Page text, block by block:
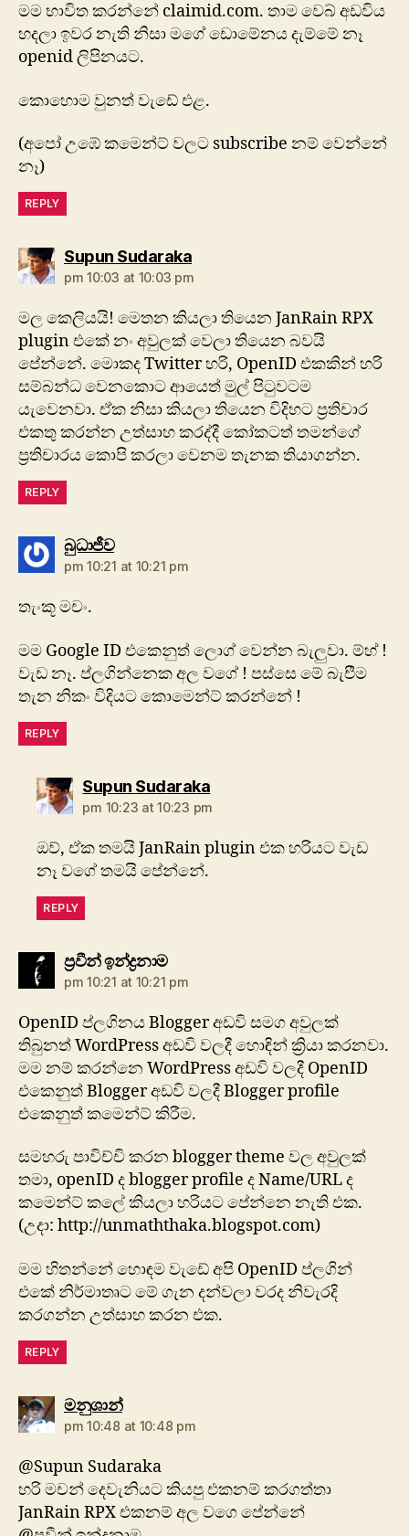
මම භාවිත කරන්නේ claimid.com. තාම වෙබ් අඩවිය
හදලා ඉවර නැති නිසා මගේ ඩොමේනය දැම්මේ නෑ
openid ලිපිනයට.
කොහොම වුනත් වැඩේ එළ.
(අපෝ උඹේ කමෙන්ට් වලට subscribe නම් වෙන්නේ
නෑ)
REPLY
Supun Sudarakasays:
pm 10:03 at 10:03 pm
මල කෙලියයි! මෙතන කියලා තියෙන JanRain RPX
plugin එකේ නං අවුලක් වෙලා තියෙන බවයි
පේන්නේ. මොකද Twitter හරි, OpenID එකකින් හරි
සම්බන්ධ වෙනකොට ආයෙත් මුල් පිටුවටම
යැවෙනවා. ඒක නිසා කියලා තියෙන විදිහට ප්‍රතිචාර
එකතු කරන්න උත්සාහ කරද්දී කෝකටත් තමන්ගේ
ප්‍රතිචාරය කොපි කරලා වෙනම තැනක තියාගන්න.
REPLY
බුධාජීවsays:
pm 10:21 at 10:21 pm
තැංකූ මචං.
මම Google ID එකෙනුත් ලොග් වෙන්න බැලුවා. ම්හ් !
වැඩ නෑ. ප්‍ලගින්නෙක අල වගේ ! පස්සෙ මේ බැඑිම
තැන නිකං විදියට කොමෙන්ට් කරන්නේ !
REPLY
Supun Sudarakasays:
pm 10:23 at 10:23 pm
ඔව්, ඒක තමයි JanRain plugin එක හරියට වැඩ
නෑ වගේ තමයි පේන්නේ.
REPLY
ප්‍රවීන් ඉන්ද්‍රනාමsays:
pm 10:21 at 10:21 pm
OpenID ප්ලගිනය Blogger අඩවි සමග අවුලක්
තිබුනත් WordPress අඩවි වලදී හොඳින් ක්‍රියා කරනවා.
මම නම් කරන්නෙ WordPress අඩවි වලදී OpenID
එකෙනුත් Blogger අඩවි වලදී Blogger profile
එකෙනුත් කමෙන්ට් කිරීම.
සමහරු පාවිච්චි කරන blogger theme වල අවුලක්
තමා, openID ද blogger profile ද Name/URL ද
කමෙන්ට් කලේ කියලා හරියට පේන්නෙ නැති එක.
(උදා: http://unmaththaka.blogspot.com)
මම හිතන්නේ හොඳම වැඩේ අපි OpenID ප්ලගින්
එකේ නිර්මාතෘට මේ ගැන දන්වලා වරද නිවැරදි
කරගන්න උත්සාහ කරන එක.
REPLY
මනුශාන්says:
pm 10:48 at 10:48 pm
@Supun Sudaraka
හරි මචන් දෙවැනියට කියපු එකනම් කරගත්තා
JanRain RPX එකනම් අල වගෙ පේන්නේ